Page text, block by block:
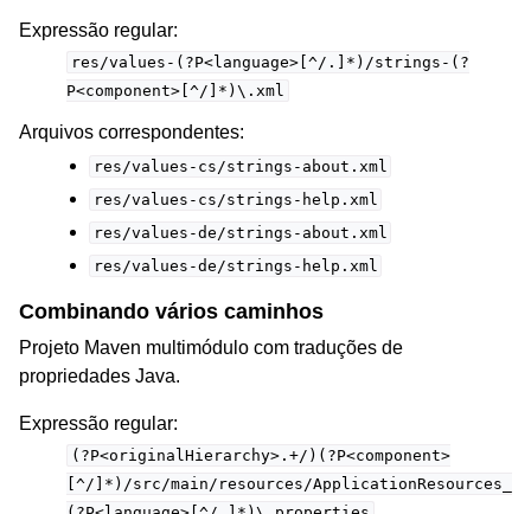
Expressão regular:
res/values-(?P<language>[^/.]*)/strings-(?
P<component>[^/]*)\.xml
Arquivos correspondentes:
res/values-cs/strings-about.xml
res/values-cs/strings-help.xml
res/values-de/strings-about.xml
res/values-de/strings-help.xml
Combinando vários caminhos
Projeto Maven multimódulo com traduções de
propriedades Java.
Expressão regular:
(?P<originalHierarchy>.+/)(?P<component>
[^/]*)/src/main/resources/ApplicationResources_